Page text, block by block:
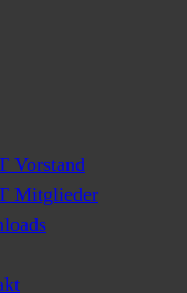
Vorstand
Mitglieder